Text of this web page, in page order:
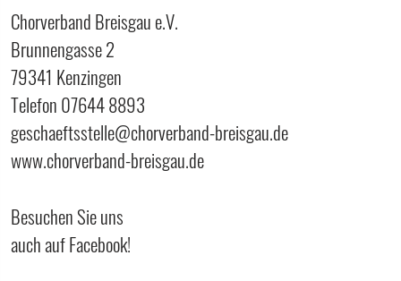
Chorverband Breisgau e.V.
Brunnengasse 2
79341 Kenzingen
Telefon 07644 8893
geschaeftsstelle@chorverband-breisgau.de
www.chorverband-breisgau.de
Besuchen Sie uns
auch auf Facebook!